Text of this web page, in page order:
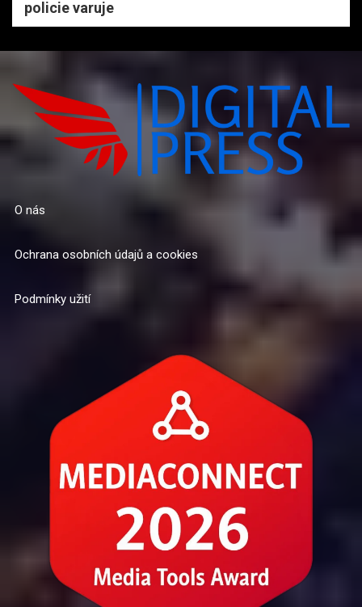
policie varuje
O nás
Ochrana osobních údajů a cookies
Podmínky užití